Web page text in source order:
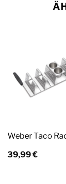
Weber Taco
39,99€